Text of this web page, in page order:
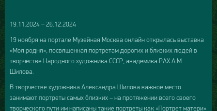
19.11.2024 – 26.12.2024
19 ноября на портале Музейная Москва онлайн открылась выставка
«Моя родня», посвященная портретам дорогих и близких людей в
творчестве Народного художника СССР, академика РАХ А.М.
Шилова.
В творчестве художника Александра Шилова важное место
занимают портреты самых близких – на протяжении всего своего
творческого пути им написаны такие портреты как «Портрет матери»